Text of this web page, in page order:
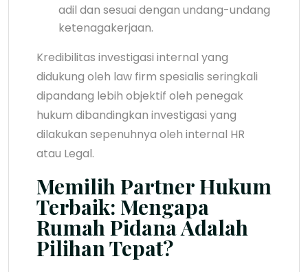
adil dan sesuai dengan undang-undang
ketenagakerjaan.
Kredibilitas investigasi internal yang
didukung oleh law firm spesialis seringkali
dipandang lebih objektif oleh penegak
hukum dibandingkan investigasi yang
dilakukan sepenuhnya oleh internal HR
atau Legal.
Memilih Partner Hukum
Terbaik: Mengapa
Rumah Pidana Adalah
Pilihan Tepat?